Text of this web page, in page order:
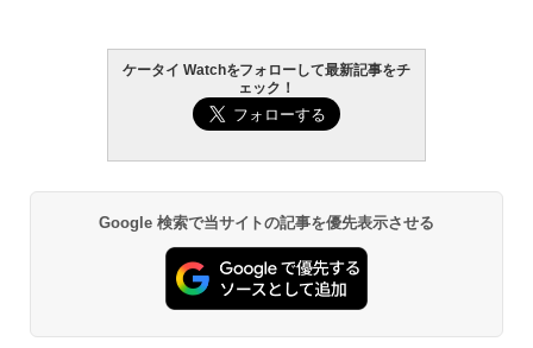
ケータイ Watchをフォローして最新記事をチ
ェック！
Google 検索で当サイトの記事を優先表示させる